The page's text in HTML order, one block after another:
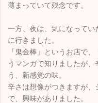
薄まっていて残念です。
一方、夜は、気になって
に行きました。
「鬼金棒」というお店で
うマンガで知りましたが
う、新感覚の味。
辛さは想像がつきますが
で、興味がありました。